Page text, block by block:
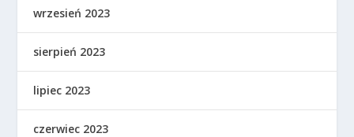
wrzesień 2023
sierpień 2023
lipiec 2023
czerwiec 2023